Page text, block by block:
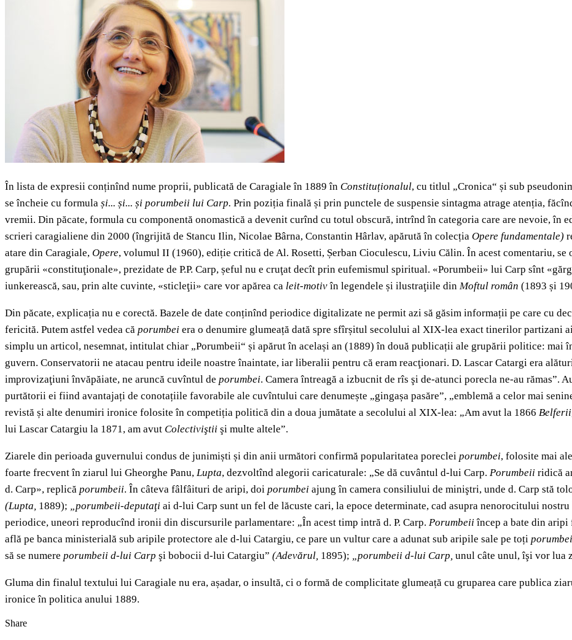
În lista de expresii conținînd nume proprii, publicată de Caragiale în 1889 în Constituționalul, cu titlul „Cronica“ și sub
se încheie cu formula și... și... și porumbeii lui Carp. Prin poziția finală și prin punctele de suspensie sintagma atrage atenția,
vremii. Din păcate, formula cu componentă onomastică a devenit curînd cu totul obscură, intrînd în categoria care are nevoie, în
scrieri caragialiene din 2000 (îngrijită de Stancu Ilin, Nicolae Bârna, Constantin Hârlav, apărută în colecția Opere fundamentale)
atare din Caragiale, Opere, volumul II (1960), ediție critică de Al. Rosetti, Șerban Cioculescu, Liviu Călin. În acest comentariu, se
grupării «constituţionale», prezidate de P.P. Carp, șeful nu e cruţat decît prin eufemismul spiritual. «Porumbeii» lui Carp sînt
iunkerească, sau, prin alte cuvinte, «sticleţii» care vor apărea ca leit-motivîn legendele și ilustraţiile din Moftul român (1893 și
Din păcate, explicația nu e corectă. Bazele de date conținînd periodice digitalizate ne permit azi să găsim informații pe care cu
fericită. Putem astfel vedea că porumbei era o denumire glumeață dată spre sfîrșitul secolului al XIX-lea exact tinerilor partizani
simplu un articol, nesemnat, intitulat chiar „Porumbeii“ și apărut în același an (1889) în două publicații ale grupării politice: mai
guvern. Conservatorii ne atacau pentru ideile noastre înaintate, iar liberalii pentru că eram reacţionari. D. Lascar Catargi era
improvizaţiuni învăpăiate, ne aruncă cuvîntul de porumbei. Camera întreagă a izbucnit de rîs şi de-atunci porecla ne-au
purtătorii ei fiind avantajați de conotațiile favorabile ale cuvîntului care denumește „gingașa pasăre”, „emblemă a celor mai
revistă și alte denumiri ironice folosite în competiția politică din a doua jumătate a secolului al XIX-lea: „Am avut la 1866 Belferii
lui Lascar Catargiu la 1871, am avut Colectiviştii şi multe altele”.
Ziarele din perioada guvernului condus de junimiști și din anii următori confirmă popularitatea poreclei porumbei, folosite mai
foarte frecvent în ziarul lui Gheorghe Panu, Lupta, dezvoltînd alegorii caricaturale: „Se dă cuvântul d-lui Carp. Porumbeii ridică
d. Carp», replică porumbeii. În câteva fâlfâituri de aripi, doi porumbei ajung în camera consiliului de miniştri, unde d. Carp stă
(Lupta, 1889); „porumbeii-deputaţi ai d-lui Carp sunt un fel de lăcuste cari, la epoce determinate, cad asupra nenorocitului nostru
periodice, uneori reproducînd ironii din discursurile parlamentare: „În acest timp intră d. P. Carp. Porumbeii încep a bate din aripi
află pe banca ministerială sub aripile protectore ale d-lui Catargiu, ce pare un vultur care a adunat sub aripile sale pe toți
să se numere porumbeii d-lui Carp şi bobocii d-lui Catargiu” (Adevărul, 1895); „porumbeii d-lui Carp, unul câte unul, îşi vor lua
Gluma din finalul textului lui Caragiale nu era, așadar, o insultă, ci o formă de complicitate glumeață cu gruparea care publica
ironice în politica anului 1889.
Share